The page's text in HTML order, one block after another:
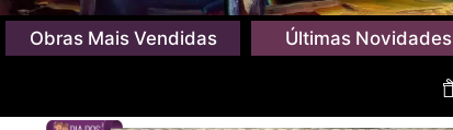
Obras Mais Vendidas Últimas Novidades